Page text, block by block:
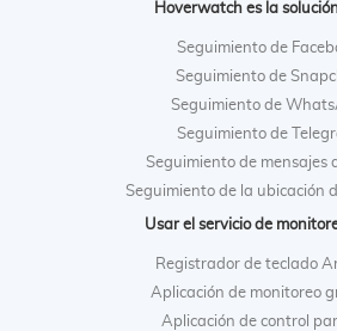
Hoverwatch es la
Seguimiento de
Seguimiento de
Seguimiento de
Seguimiento de
Seguimiento de mensajes
Seguimiento de la ubicación
Usar el servicio de
Registrador de teclado
Aplicación de monitoreo
Aplicación de control